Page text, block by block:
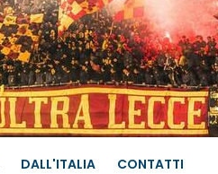
DALL'ITALIA CONTATTI